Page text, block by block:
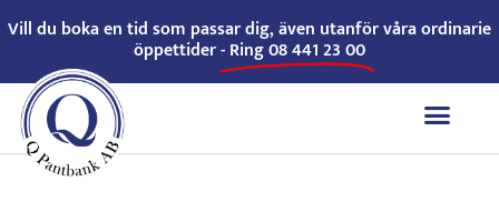
Vill du boka en tid som passar dig, även utanför våra ordinarie
öppettider -Ring 08 441 23 00